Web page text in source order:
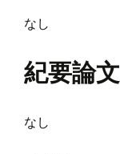
なし
紀要論文
なし